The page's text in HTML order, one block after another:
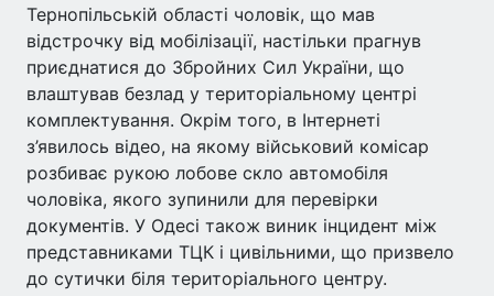
Тернопільській області чоловік, що мав
відстрочку від мобілізації, настільки прагнув
приєднатися до Збройних Сил України, що
влаштував безлад у територіальному центрі
комплектування. Окрім того, в Інтернеті
з’явилось відео, на якому військовий комісар
розбиває рукою лобове скло автомобіля
чоловіка, якого зупинили для перевірки
документів. У Одесі також виник інцидент між
представниками ТЦК і цивільними, що призвело
до сутички біля територіального центру.